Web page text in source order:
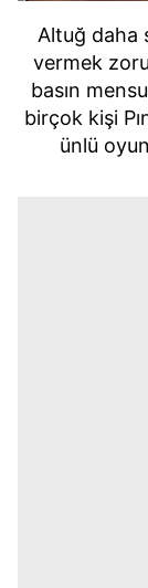
Altuğ daha
vermek
basın
birçok kişi
ünlü